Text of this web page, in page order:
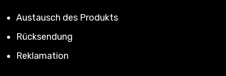
Austausch des Produkts
Rücksendung
Reklamation